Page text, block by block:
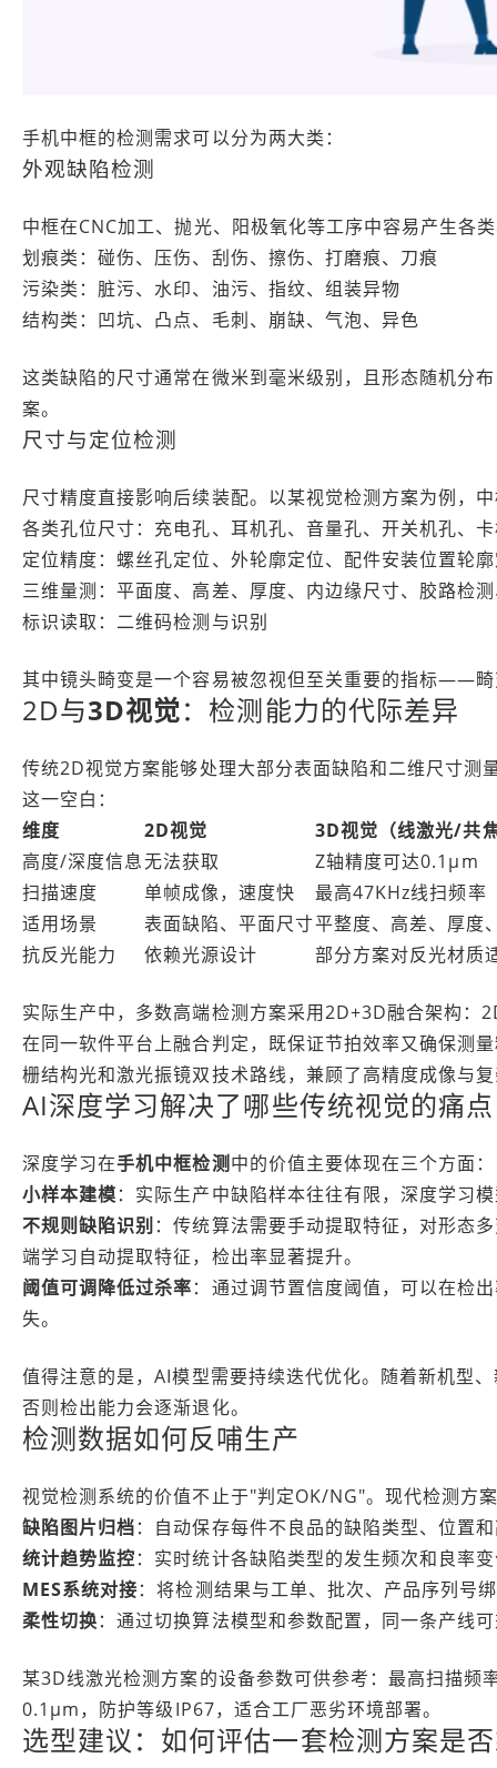
手机中框的检测需求可以分为两大类：
外观缺陷检测
中框在CNC加工、抛光、阳极氧化等工序中容易产生各
划痕类：碰伤、压伤、刮伤、擦伤、打磨痕、刀痕
污染类：脏污、水印、油污、指纹、组装异物
结构类：凹坑、凸点、毛刺、崩缺、气泡、异色
这类缺陷的尺寸通常在微米到毫米级别，且形态随机分
案。
尺寸与定位检测
尺寸精度直接影响后续装配。以某视觉检测方案为例，
各类孔位尺寸：充电孔、耳机孔、音量孔、开关机孔、
定位精度：螺丝孔定位、外轮廓定位、配件安装位置轮
三维量测：平面度、高差、厚度、内边缘尺寸、胶路检
标识读取：二维码检测与识别
其中镜头畸变是一个容易被忽视但至关重要的指标——
2D与3D视觉：检测能力的代际差异
传统2D视觉方案能够处理大部分表面缺陷和二维尺寸
这一空白：
维度
2D视觉
3D视觉（线激光/共
高度/深度信息无法获取
Z轴精度可达0.1µm
扫描速度
单帧成像，速度快
最高47KHz线扫频率
适用场景
表面缺陷、平面尺寸平整度、高差、厚度
抗反光能力
依赖光源设计 部分方案对反光材质
实际生产中，多数高端检测方案采用2D+3D融合架构
在同一软件平台上融合判定，既保证节拍效率又确保测
栅结构光和激光振镜双技术路线，兼顾了高精度成像与
AI深度学习解决了哪些传统视觉的痛点
深度学习在手机中框检测中的价值主要体现在三个方面：
小样本建模：实际生产中缺陷样本往往有限，深度学习
不规则缺陷识别 ：传统算法需要手动提取特征，对形态
端学习自动提取特征，检出率显著提升。
阈值可调降低过杀率：通过调节置信度阈值，可以在检
失。
值得注意的是，AI模型需要持续迭代优化。随着新机型
否则检出能力会逐渐退化。
检测数据如何反哺生产
视觉检测系统的价值不止于"判定OK/NG"。现代检测方
缺陷图片归档：自动保存每件不良品的缺陷类型、位置
统计趋势监控：实时统计各缺陷类型的发生频次和良率
MES系统对接：将检测结果与工单、批次、产品序列号
柔性切换：通过切换算法模型和参数配置，同一条产线
某3D线激光检测方案的设备参数可供参考：最高扫描
0.1µm，防护等级IP67，适合工厂恶劣环境部署。
选型建议：如何评估一套检测方案是